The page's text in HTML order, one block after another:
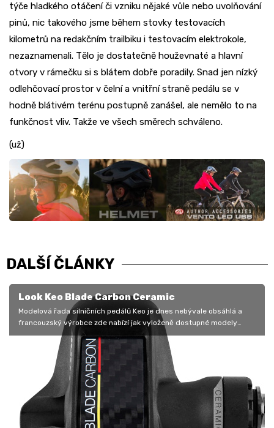
týče hladkého otáčení či vzniku nějaké vůle nebo uvolňování
pinů, nic takového jsme během stovky testovacích
kilometrů na redakčním trailbiku i testovacím elektrokole,
nezaznamenali. Tělo je dostatečně houževnaté a hlavní
otvory v rámečku si s blátem dobře poradily. Snad jen nízký
odlehčovací prostor v čelní a vnitřní straně pedálu se v
hodně blátivém terénu postupně zanášel, ale nemělo to na
funkčnost vliv. Takže ve všech směrech schváleno.
(už)
DALŠÍ ČLÁNKY
Look Keo Blade Carbon Ceramic
Modelová řada silničních pedálů Keo je dnes nebývale obsáhlá a
francouzský výrobce zde nabízí jak vyloženě dostupné modely
Classic pro…